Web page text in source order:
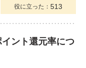
役に立った： 513
イント還元率につ